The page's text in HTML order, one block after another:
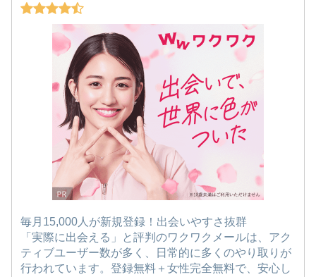
毎月15,000人が新規登録！出会いやすさ抜群
「実際に出会える」と評判のワクワクメールは、アク
ティブユーザー数が多く、日常的に多くのやり取りが
行われています。登録無料＋女性完全無料で、安心し